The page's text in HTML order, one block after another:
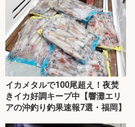
イカメタルで100尾超え！夜焚
きイカ好調キープ中【響灘エリ
アの沖釣り釣果速報7選・福岡】